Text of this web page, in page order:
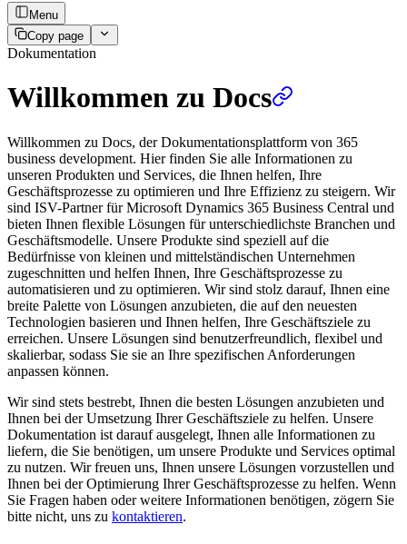
Menu
Copy page
Dokumentation
Willkommen zu Docs
Willkommen zu Docs, der Dokumentationsplattform von 365
business development. Hier finden Sie alle Informationen zu
unseren Produkten und Services, die Ihnen helfen, Ihre
Geschäftsprozesse zu optimieren und Ihre Effizienz zu steigern. Wir
sind ISV-Partner für Microsoft Dynamics 365 Business Central und
bieten Ihnen flexible Lösungen für unterschiedlichste Branchen und
Geschäftsmodelle. Unsere Produkte sind speziell auf die
Bedürfnisse von kleinen und mittelständischen Unternehmen
zugeschnitten und helfen Ihnen, Ihre Geschäftsprozesse zu
automatisieren und zu optimieren. Wir sind stolz darauf, Ihnen eine
breite Palette von Lösungen anzubieten, die auf den neuesten
Technologien basieren und Ihnen helfen, Ihre Geschäftsziele zu
erreichen. Unsere Lösungen sind benutzerfreundlich, flexibel und
skalierbar, sodass Sie sie an Ihre spezifischen Anforderungen
anpassen können.
Wir sind stets bestrebt, Ihnen die besten Lösungen anzubieten und
Ihnen bei der Umsetzung Ihrer Geschäftsziele zu helfen. Unsere
Dokumentation ist darauf ausgelegt, Ihnen alle Informationen zu
liefern, die Sie benötigen, um unsere Produkte und Services optimal
zu nutzen. Wir freuen uns, Ihnen unsere Lösungen vorzustellen und
Ihnen bei der Optimierung Ihrer Geschäftsprozesse zu helfen. Wenn
Sie Fragen haben oder weitere Informationen benötigen, zögern Sie
bitte nicht, uns zu kontaktieren.